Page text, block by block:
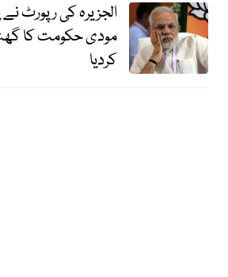
الجزیرہ کی رپورٹ نے
مودی حکومت کا
کردیا